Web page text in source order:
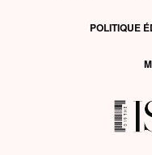
POLITIQUE